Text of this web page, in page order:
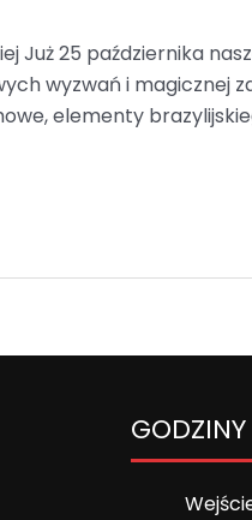
Już 25 października
wyzwań i magicznej
elementy